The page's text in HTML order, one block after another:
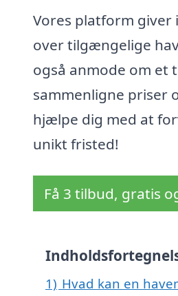
Vores platform giver
over tilgængelige
også anmode om et
sammenligne priser
hjælpe dig med at
unikt fristed!
Få 3 tilbud, gratis
1) Hvad kan en